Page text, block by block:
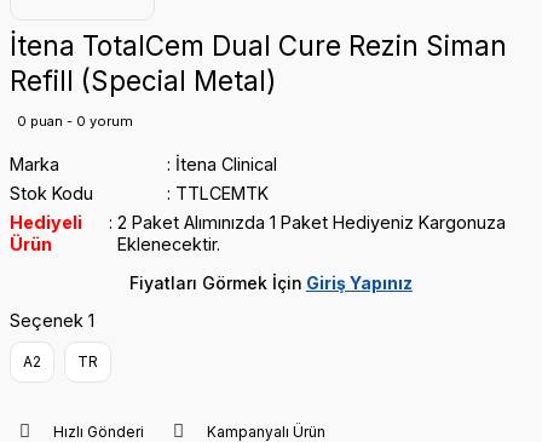
İtena TotalCem Dual Cure Rezin Siman
Refill (Special Metal)
0 puan - 0 yorum
Marka
İtena Clinical
Stok Kodu
TTLCEMTK
Hediyeli
Ürün
2 Paket Alımınızda 1 Paket Hediyeniz Kargonuza
Eklenecektir.
Fiyatları Görmek İçin Giriş Yapınız
Seçenek 1
A2 TR
Hızlı Gönderi Kampanyalı Ürün